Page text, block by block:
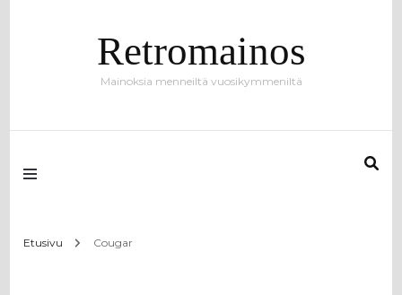
Retromainos
Mainoksia menneiltä vuosikymmeniltä
Etusivu Cougar